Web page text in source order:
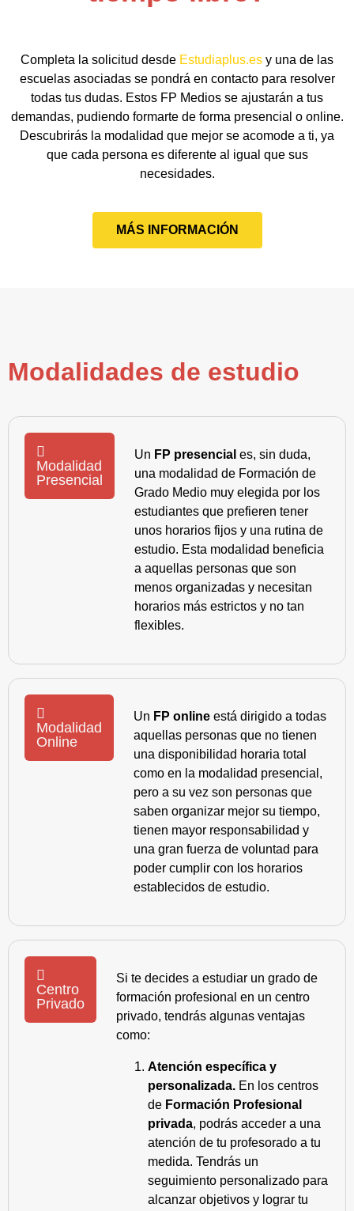
Completa la solicitud desde Estudiaplus.es y una de las
escuelas asociadas se pondrá en contacto para resolver
todas tus dudas. Estos FP Medios se ajustarán a tus
demandas, pudiendo formarte de forma presencial o online.
Descubrirás la modalidad que mejor se acomode a ti, ya
que cada persona es diferente al igual que sus
necesidades.
MÁS INFORMACIÓN
Modalidades de estudio
Modalidad
Presencial
Un FP presencial es, sin duda,
una modalidad de Formación de
Grado Medio muy elegida por los
estudiantes que prefieren tener
unos horarios fijos y una rutina de
estudio. Esta modalidad beneficia
a aquellas personas que son
menos organizadas y necesitan
horarios más estrictos y no tan
flexibles.
Modalidad
Online
Un FP online está dirigido a todas
aquellas personas que no tienen
una disponibilidad horaria total
como en la modalidad presencial,
pero a su vez son personas que
saben organizar mejor su tiempo,
tienen mayor responsabilidad y
una gran fuerza de voluntad para
poder cumplir con los horarios
establecidos de estudio.
Centro
Privado
Si te decides a estudiar un grado de
formación profesional en un centro
privado, tendrás algunas ventajas
como:
Atención específica y
personalizada. En los centros
de Formación Profesional
privada, podrás acceder a una
atención de tu profesorado a tu
medida. Tendrás un
seguimiento personalizado para
alcanzar objetivos y lograr tu